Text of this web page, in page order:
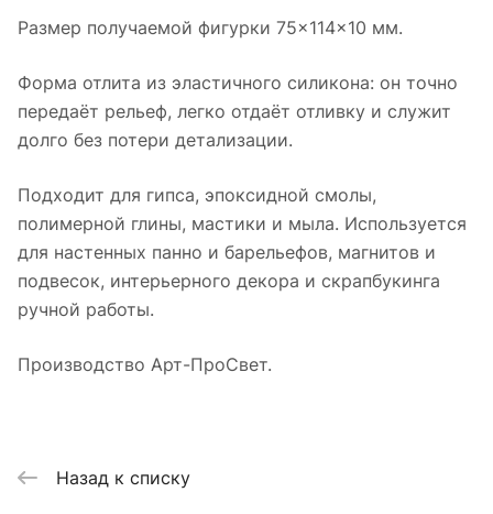
Размер получаемой фигурки 75×114×10 мм.
Форма отлита из эластичного силикона: он точно
передаёт рельеф, легко отдаёт отливку и служит
долго без потери детализации.
Подходит для гипса, эпоксидной смолы,
полимерной глины, мастики и мыла. Используется
для настенных панно и барельефов, магнитов и
подвесок, интерьерного декора и скрапбукинга
ручной работы.
Производство Арт-ПроСвет.
Назад к списку